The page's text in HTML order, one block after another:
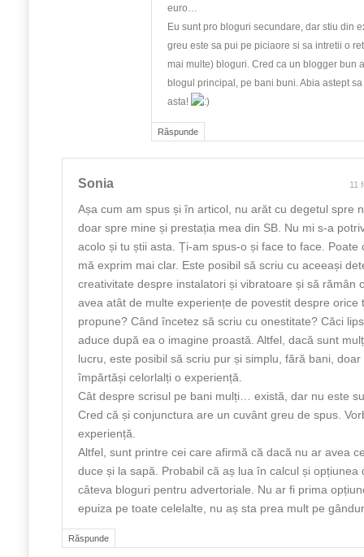
Răspunde
euro…
Eu sunt pro bloguri secundare, dar stiu din
greu este sa pui pe piciaore si sa intretii o
mai multe) bloguri. Cred ca un blogger bun
blogul principal, pe bani buni. Abia astept
asta!
Răspunde
Sonia 11
Așa cum am spus și în articol, nu arăt cu degetul spre
doar spre mine și prestația mea din SB. Nu mi s-a
acolo și tu știi asta. Ți-am spus-o și face to face. Poate
mă exprim mai clar. Este posibil să scriu cu aceeași
creativitate despre instalatori și vibratoare și să rămân
avea atât de multe experiențe de povestit despre orice
propune? Când încetez să scriu cu onestitate? Căci
aduce după ea o imagine proastă. Altfel, dacă sunt
lucru, este posibil să scriu pur și simplu, fără bani,
împărtăși celorlalți o experiență.
Cât despre scrisul pe bani mulți… există, dar nu este
Cred că și conjunctura are un cuvânt greu de spus.
experiență.
Altfel, sunt printre cei care afirmă că dacă nu ar avea
duce și la sapă. Probabil că aș lua în calcul și opțiunea
câteva bloguri pentru advertoriale. Nu ar fi prima
epuiza pe toate celelalte, nu aș sta prea mult pe